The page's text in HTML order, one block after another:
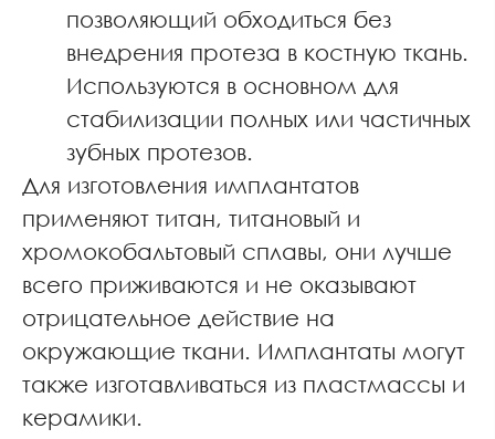
позволяющий обходиться без
внедрения протеза в костную ткань.
Используются в основном для
стабилизации полных или частичных
зубных протезов.
Для изготовления имплантатов
применяют титан, титановый и
хромокобальтовый сплавы, они лучше
всего приживаются и не оказывают
отрицательное действие на
окружающие ткани. Имплантаты могут
также изготавливаться из пластмассы и
керамики.